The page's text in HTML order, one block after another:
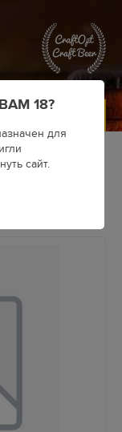
Appleton
18?
для
сайт.